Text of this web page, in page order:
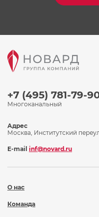
+7 (495) 781-79-
Многоканальный
О нас
Команда
Адрес
Москва, Институтский
E-mail inf@novard.ru